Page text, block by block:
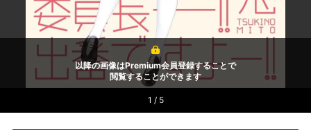
以降の画像はPremium会員登録することで
閲覧することができます
1 / 5